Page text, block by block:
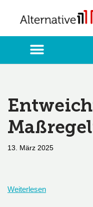
Zum
Inhalt
springen
13. März 2025
Weiterlesen